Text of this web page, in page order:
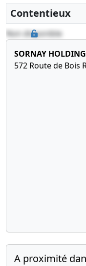
Contentieux
Non disponible
SORNAY HOLDING
572 Route de Bois
A proximité